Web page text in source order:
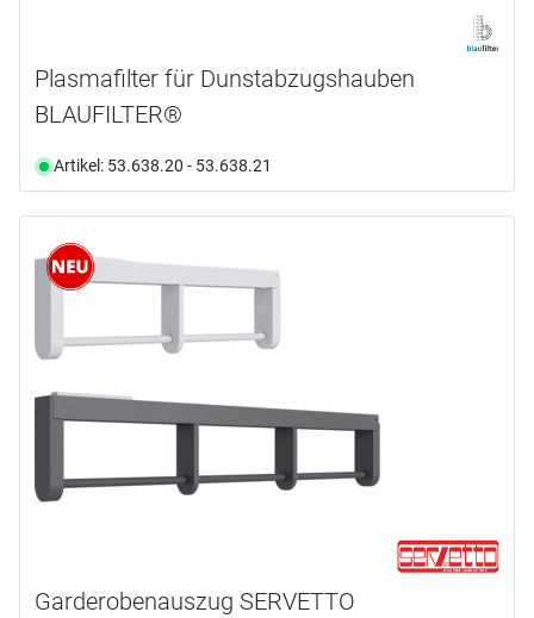
Plasmafilter für Dunstabzugshauben
BLAUFILTER®
Artikel: 53.638.20 - 53.638.21
Garderobenauszug SERVETTO